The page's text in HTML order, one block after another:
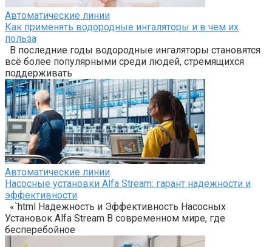
Автоматические линии
Как применять водородные ингаляторы и в чем их
польза
В последние годы водородные ингаляторы становятся
всё более популярными среди людей, стремящихся
поддерживать
Автоматические линии
Насосные установки Alfa Stream: гарант надежности и
эффективности
«`html Надежность и Эффективность Насосных
Установок Alfa Stream В современном мире, где
бесперебойное